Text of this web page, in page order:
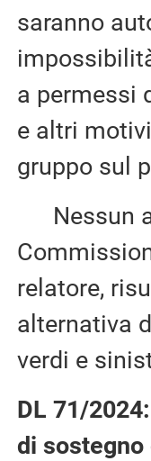
saranno
a permessi
e altri
gruppo sul
Nessun
relatore,
alternativa
verdi e
DL 71/
di